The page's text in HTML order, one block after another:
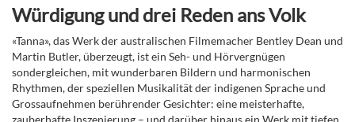
Würdigung und drei Reden ans Volk
«Tanna», das Werk der australischen Filmemacher Bentley Dean und
Martin Butler, überzeugt, ist ein Seh- und Hörvergnügen
sondergleichen, mit wunderbaren Bildern und harmonischen
Rhythmen, der speziellen Musikalität der indigenen Sprache und
Grossaufnehmen berührender Gesichter: eine meisterhafte,